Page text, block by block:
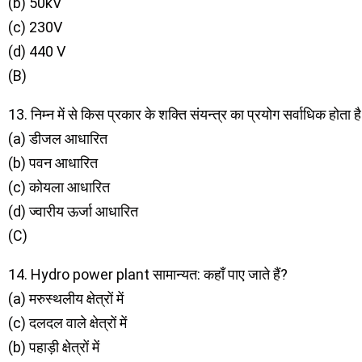
(c) 230V
(d) 440 V
(B)
13. निम्न में से किस प्रकार के शक्ति संयन्त्र का प्रयोग सर्वाधिक होता
(a) डीजल आधारित
(b) पवन आधारित
(c) कोयला आधारित
(d) ज्वारीय ऊर्जा आधारित
(C)
14. Hydro power plant सामान्यत: कहाँ पाए जाते हैं?
(a) मरुस्थलीय क्षेत्रों में
(c) दलदल वाले क्षेत्रों में
(b) पहाड़ी क्षेत्रों में